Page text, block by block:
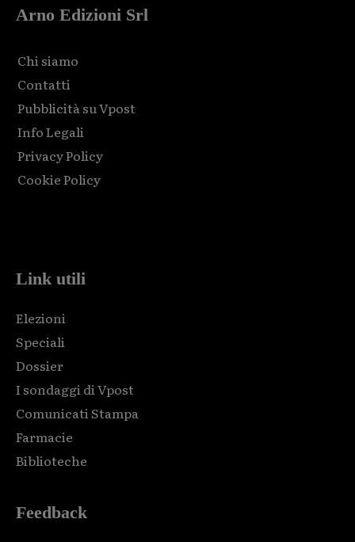
Arno Edizioni Srl
Chi siamo
Contatti
Pubblicità su Vpost
Info Legali
Privacy Policy
Cookie Policy
Link utili
Elezioni
Speciali
Dossier
I sondaggi di Vpost
Comunicati Stampa
Farmacie
Biblioteche
Feedback